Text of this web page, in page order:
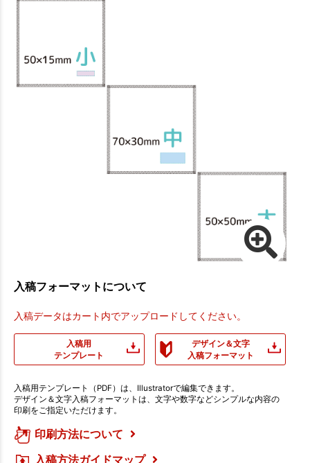
入稿フォーマットについて
入稿データはカート内でアップロードしてください。
入稿用
テンプレート
デザイン＆文字
入稿フォーマット
入稿用テンプレート（PDF）は、Illustratorで編集できます。
デザイン＆文字入稿フォーマットは、文字や数字などシンプルな内容の
印刷をご指定いただけます。
印刷方法について
入稿方法ガイドマップ